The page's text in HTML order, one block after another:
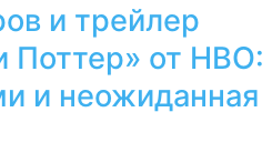
и трейлер
Поттер» от HBO:
и неожиданная